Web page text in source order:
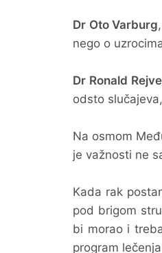
Dr Oto Varburg
nego o
Dr Ronald
odsto
Na osmom
je važnosti ne
Kada rak
pod brigom
bi morao i
program